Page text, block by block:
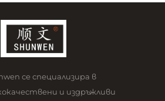
се специализира в
и издръжливи